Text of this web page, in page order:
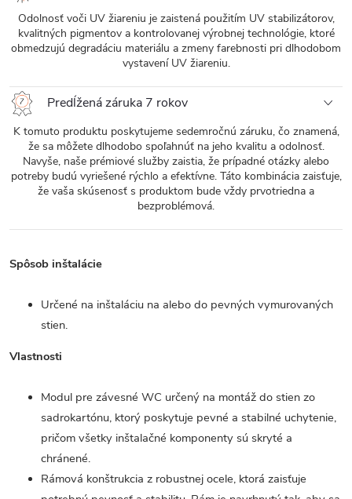
Odolnosť voči UV žiareniu je zaistená použitím UV stabilizátorov,
kvalitných pigmentov a kontrolovanej výrobnej technológie, ktoré
obmedzujú degradáciu materiálu a zmeny farebnosti pri dlhodobom
vystavení UV žiareniu.
Predĺžená záruka 7 rokov
K tomuto produktu poskytujeme sedemročnú záruku, čo znamená,
že sa môžete dlhodobo spoľahnúť na jeho kvalitu a odolnosť.
Navyše, naše prémiové služby zaistia, že prípadné otázky alebo
potreby budú vyriešené rýchlo a efektívne. Táto kombinácia zaisťuje,
že vaša skúsenosť s produktom bude vždy prvotriedna a
bezproblémová.
Spôsob inštalácie
Určené na inštaláciu na alebo do pevných vymurovaných
stien.
Vlastnosti
Modul pre závesné WC určený na montáž do stien zo
sadrokartónu, ktorý poskytuje pevné a stabilné uchytenie,
pričom všetky inštalačné komponenty sú skryté a
chránené.
Rámová konštrukcia z robustnej ocele, ktorá zaisťuje